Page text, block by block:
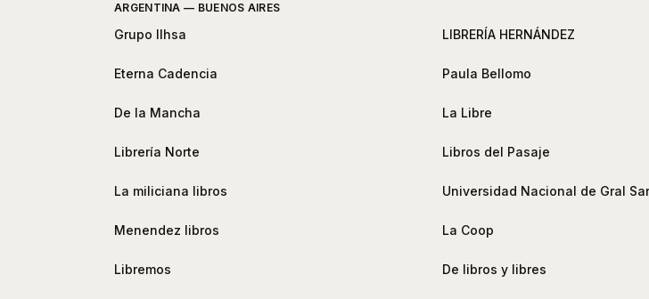
ARGENTINA — BUENOS AIRES
Grupo Ilhsa LIBRERÍA HERNÁNDEZ
Eterna Cadencia Paula Bellomo
De la Mancha La Libre
Librería Norte Libros del Pasaje
La miliciana libros Universidad Nacional de Gral
Menendez libros La Coop
Libremos De libros y libres